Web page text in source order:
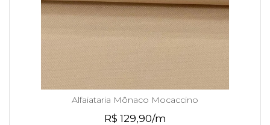
Alfaiataria Mônaco Mocaccino
R$ 129,90/m